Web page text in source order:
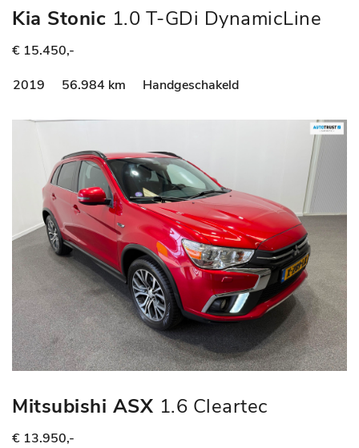
Kia Stonic 1.0 T-GDi DynamicLine
€ 15.450,-
2019
56.984 km Handgeschakeld
Mitsubishi ASX 1.6 Cleartec
Connect Pro+
€ 13.950,-